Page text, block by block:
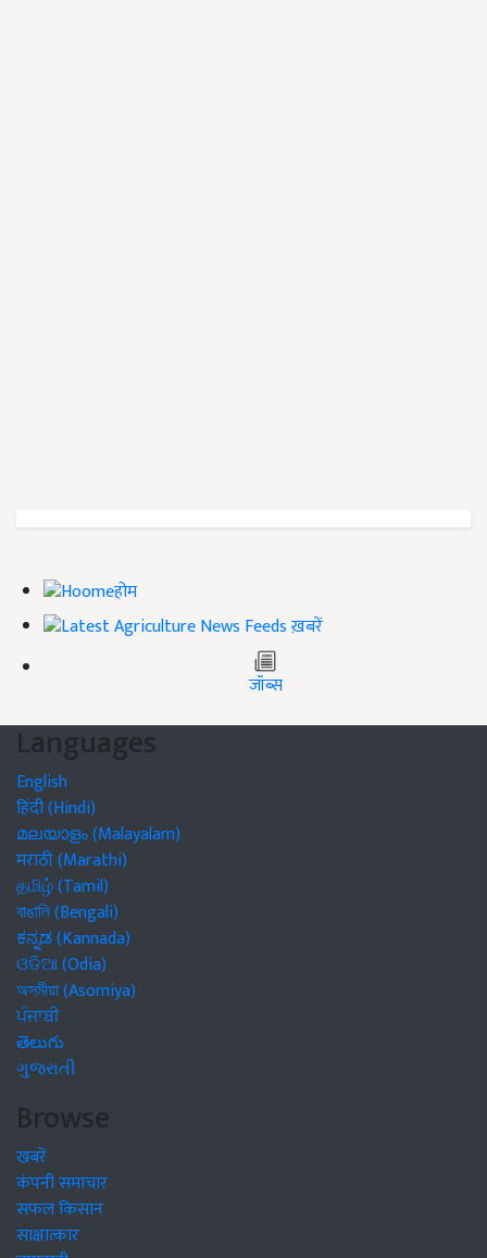
होम
ख़बरें
जॉब्स
Languages
English
हिंदी (Hindi)
മലയാളം (Malayalam)
मराठी (Marathi)
தமிழ் (Tamil)
বাঙালি (Bengali)
ಕನ್ನಡ (Kannada)
ଓଡିଆ (Odia)
অসমীয়া (Asomiya)
ਪੰਜਾਬੀ
తెలుగు
ગુજરાતી
Browse
खबरें
कंपनी समाचार
सफल किसान
साक्षात्कार